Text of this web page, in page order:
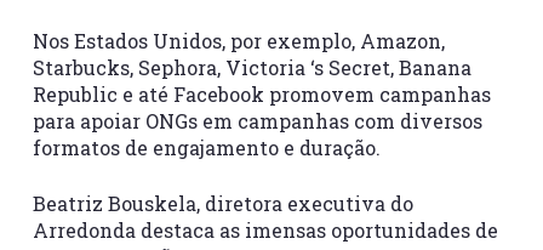
Nos Estados Unidos, por exemplo, Amazon,
Starbucks, Sephora, Victoria ‘s Secret, Banana
Republic e até Facebook promovem campanhas
para apoiar ONGs em campanhas com diversos
formatos de engajamento e duração.
Beatriz Bouskela, diretora executiva do
Arredonda destaca as imensas oportunidades de